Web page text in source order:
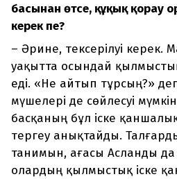
басынан өтсе, құқық қорғау
керек пе?
– Әрине, тексерілуі керек.
уақытта осындай
еді. «Не айтып тұрсың?»
мүшелері де сөйлесуі
басқаның бұл іске
тергеу анықтайды.
танимын, ағасы Асланды да
олардың қылмыстық іске